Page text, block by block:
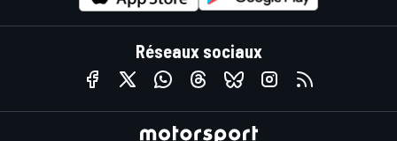
Réseaux sociaux